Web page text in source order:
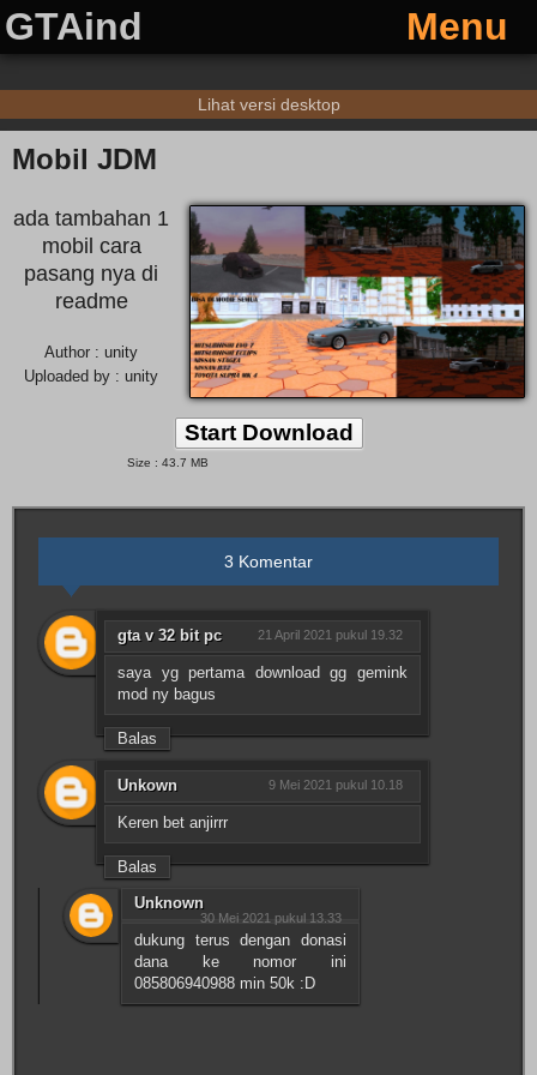
GTAind Menu
Lihat versi desktop
Mobil JDM
ada tambahan 1
mobil cara
pasang nya di
readme
Author : unity
Uploaded by : unity
Start Download
Size : 43.7 MB
3 Komentar
gta v 32 bit pc 21 April 2021 pukul 19.32
saya yg pertama download gg gemink
mod ny bagus
Balas
Unkown 9 Mei 2021 pukul 10.18
Keren bet anjirrr
Balas
Unknown
30 Mei 2021 pukul 13.33
dukung terus dengan donasi
dana ke nomor ini
085806940988 min 50k :D